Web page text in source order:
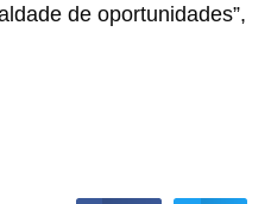
de oportunidades”,